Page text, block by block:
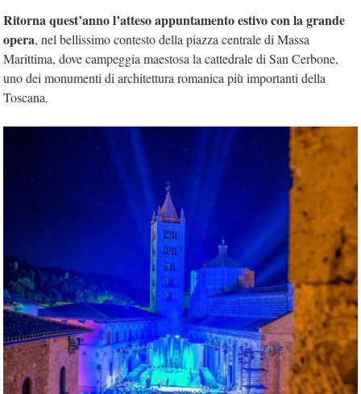
Ritorna quest’anno l’atteso appuntamento estivo con la grande
opera, nel bellissimo contesto della piazza centrale di Massa
Marittima, dove campeggia maestosa la cattedrale di San Cerbone,
uno dei monumenti di architettura romanica più importanti della
Toscana.